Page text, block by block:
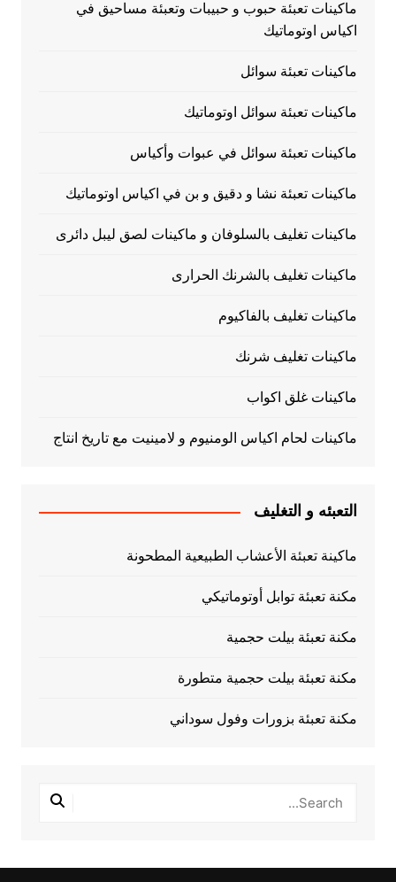
ماكينات تعبئة حبوب و حبيبات وتعبئة مساحيق في
اكياس اوتوماتيك
ماكينات تعبئة سوائل
ماكينات تعبئة سوائل اوتوماتيك
ماكينات تعبئة سوائل في عبوات وأكياس
ماكينات تعبئة نشا و دقيق و بن في اكياس اوتوماتيك
ماكينات تغليف بالسلوفان و ماكينات لصق ليبل دائرى
ماكينات تغليف بالشرنك الحرارى
ماكينات تغليف بالفاكيوم
ماكينات تغليف شرنك
ماكينات غلق اكواب
ماكينات لحام اكياس الومنيوم و لامينيت مع تاريخ انتاج
التعبئه و التغليف
ماكينة تعبئة الأعشاب الطبيعية المطحونة
مكنة تعبئة توابل أوتوماتيكي
مكنة تعبئة بيلت حجمية
مكنة تعبئة بيلت حجمية متطورة
مكنة تعبئة بزورات وفول سوداني